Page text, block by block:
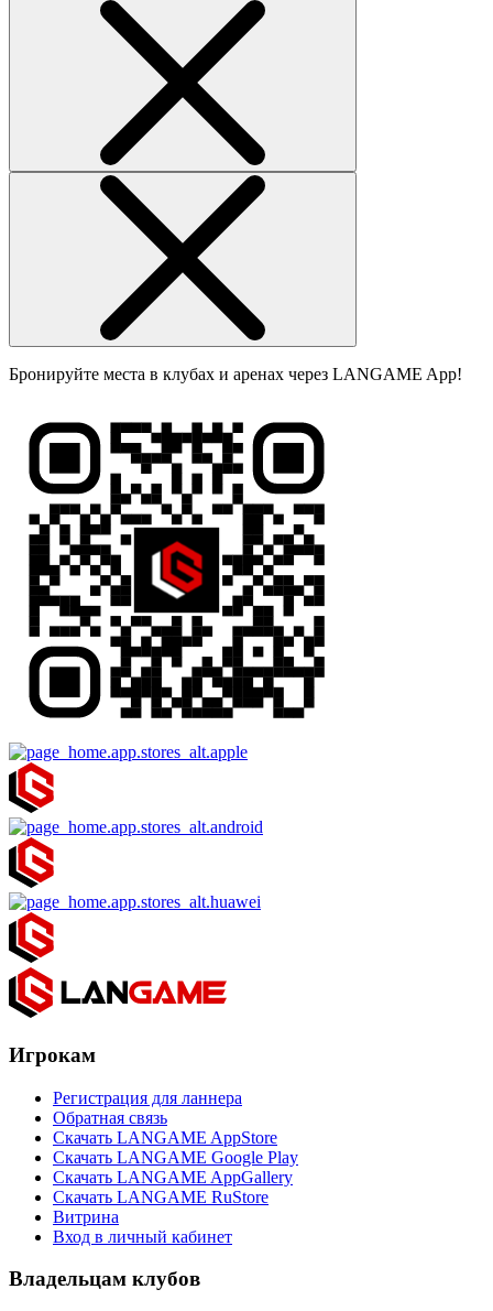
Бронируйте места в клубах и аренах через LANGAME App!
Игрокам
Регистрация для ланнера
Обратная связь
Скачать LANGAME AppStore
Скачать LANGAME Google Play
Скачать LANGAME AppGallery
Скачать LANGAME RuStore
Витрина
Вход в личный кабинет
Владельцам клубов